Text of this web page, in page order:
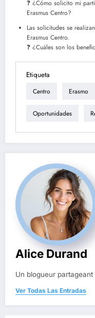
❓ ¿Cómo solicito mi
Erasmus Centro?
Las solicitudes se
Erasmus Centro.
❓ ¿Cuáles son los
Etiqueta
Centro Erasmo
Oportunidades
Alice Durand
Un blogueur
Ver Todas Las Entradas